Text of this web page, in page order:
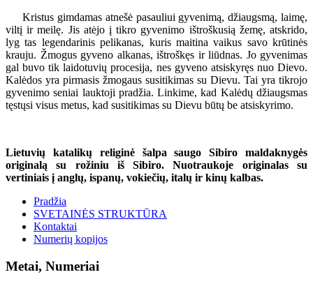
Kristus gimdamas atnešė pasauliui gyvenimą, džiaugsmą, laimę,
viltį ir meilę. Jis atėjo į tikro gyvenimo ištroškusią žemę, atskrido,
lyg tas legendarinis pelikanas, kuris maitina vaikus savo krūtinės
krauju. Žmogus gyveno alkanas, ištroškęs ir liūdnas. Jo gyvenimas
gal buvo tik laidotuvių procesija, nes gyveno atsiskyręs nuo Dievo.
Kalėdos yra pirmasis žmogaus susitikimas su Dievu. Tai yra tikrojo
gyvenimo seniai lauktoji pradžia. Linkime, kad Kalėdų džiaugsmas
tęstųsi visus metus, kad susitikimas su Dievu būtų be atsiskyrimo.
Lietuvių katalikų religinė šalpa saugo Sibiro maldaknygės
originalą su rožiniu iš Sibiro. Nuotraukoje originalas su
vertiniais į anglų, ispanų, vokiečių, italų ir kinų kalbas.
Pradžia
SVETAINĖS STRUKTŪRA
Kontaktai
Numerių kopijos
Metai, Numeriai